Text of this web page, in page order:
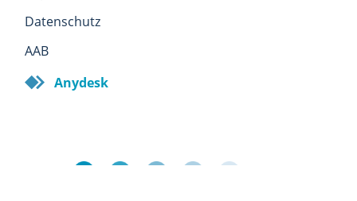
Datenschutz
AAB
Anydesk